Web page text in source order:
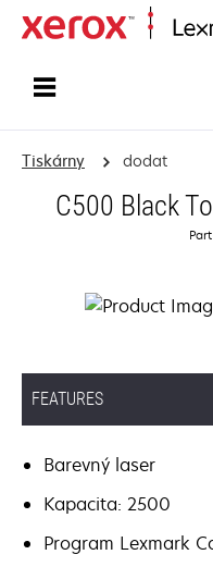
Tiskárny dodat
C500 Black
FEATURES
Barevný laser
Kapacita: 2500
Program Lexmark